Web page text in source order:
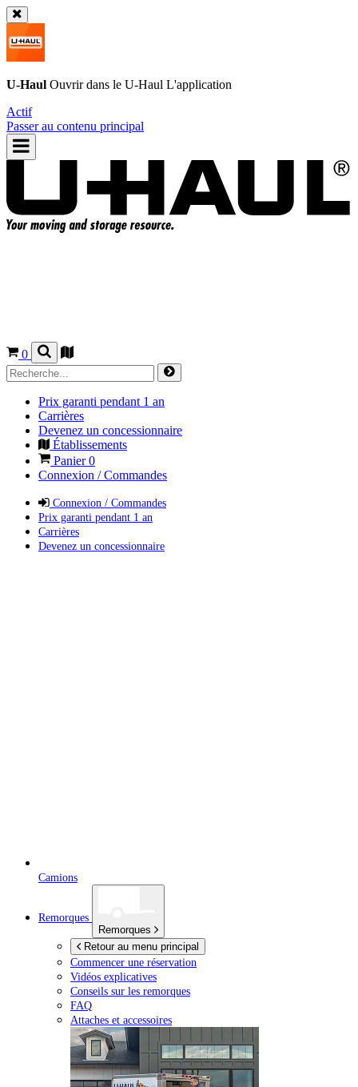
U-Haul Ouvrir dans le U-Haul L'application
Actif
Passer au contenu principal
0
Prix garanti pendant 1 an
Carrières
Devenez un concessionnaire
Établissements
Panier0
Connexion / Commandes
Connexion / Commandes
Prix garanti pendant 1 an
Carrières
Devenez un concessionnaire
Camions
Remorques
Remorques
Retour au menu principal
Commencer une réservation
Vidéos explicatives
Conseils sur les remorques
FAQ
Attaches et accessoires